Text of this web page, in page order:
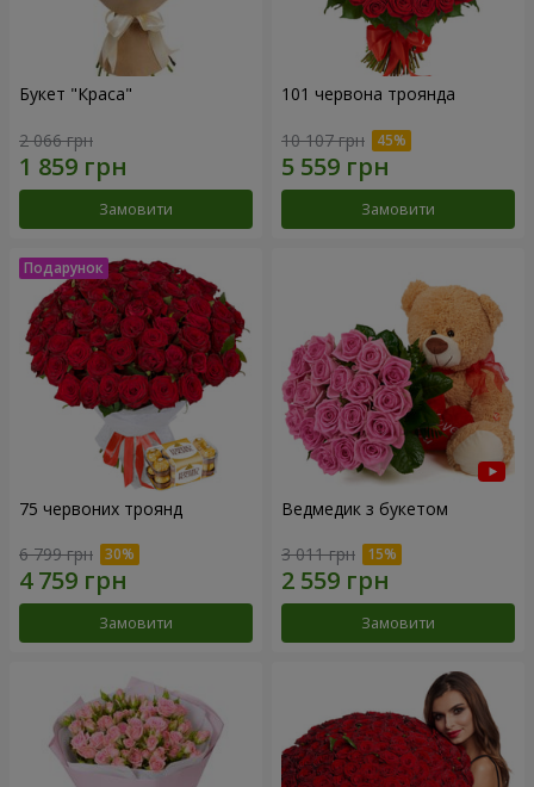
Букет "Краса"
2 066 грн
Замовити
101 червона троянда
10 107 грн
Замовити
75 червоних троянд
6 799 грн
Замовити
Ведмедик з букетом
3 011 грн
Замовити